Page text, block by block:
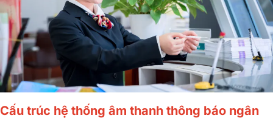
Cấu trúc hệ thống âm thanh thông báo ngân